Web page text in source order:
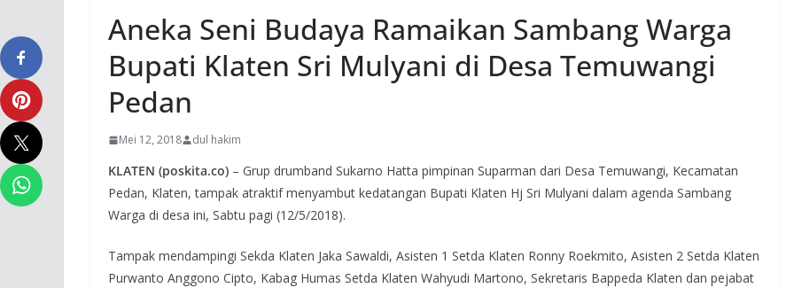
Aneka Seni Budaya Ramaikan Sambang Warga
Bupati Klaten Sri Mulyani di Desa Temuwangi
Pedan
Mei 12, 2018 dul hakim
KLATEN (poskita.co) – Grup drumband Sukarno Hatta pimpinan Suparman dari Desa Temuwangi, Kecamatan
Pedan, Klaten, tampak atraktif menyambut kedatangan Bupati Klaten Hj Sri Mulyani dalam agenda Sambang
Warga di desa ini, Sabtu pagi (12/5/2018).
Tampak mendampingi Sekda Klaten Jaka Sawaldi, Asisten 1 Setda Klaten Ronny Roekmito, Asisten 2 Setda Klaten
Purwanto Anggono Cipto, Kabag Humas Setda Klaten Wahyudi Martono, Sekretaris Bappeda Klaten dan pejabat